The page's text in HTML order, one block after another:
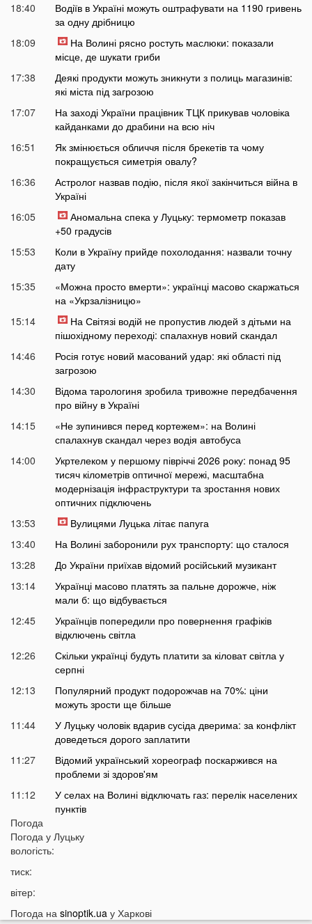
18:40
Водіїв в Україні можуть оштрафувати на 1190 гривень
за одну дрібницю
18:09
На Волині рясно ростуть маслюки: показали
місце, де шукати гриби
17:38
Деякі продукти можуть зникнути з полиць магазинів:
які міста під загрозою
17:07
На заході України працівник ТЦК прикував чоловіка
кайданками до драбини на всю ніч
16:51
Як змінюється обличчя після брекетів та чому
покращується симетрія овалу?
16:36
Астролог назвав подію, після якої закінчиться війна в
Україні
16:05
Аномальна спека у Луцьку: термометр показав
+50 градусів
15:53
Коли в Україну прийде похолодання: назвали точну
дату
15:35
«Можна просто вмерти»: українці масово скаржаться
на «Укрзалізницю»
15:14
На Світязі водій не пропустив людей з дітьми на
пішохідному переході: спалахнув новий скандал
14:46
Росія готує новий масований удар: які області під
загрозою
14:30
Відома тарологиня зробила тривожне передбачення
про війну в Україні
14:15
«Не зупинився перед кортежем»: на Волині
спалахнув скандал через водія автобуса
14:00
Укртелеком у першому півріччі 2026 року: понад 95
тисяч кілометрів оптичної мережі, масштабна
модернізація інфраструктури та зростання нових
оптичних підключень
13:53
Вулицями Луцька літає папуга
13:40
На Волині заборонили рух транспорту: що сталося
13:28
До України приїхав відомий російський музикант
13:14
Українці масово платять за пальне дорожче, ніж
мали б: що відбувається
12:45
Українців попередили про повернення графіків
відключень світла
12:26
Скільки українці будуть платити за кіловат світла у
серпні
12:13
Популярний продукт подорожчав на 70%: ціни
можуть зрости ще більше
11:44
У Луцьку чоловік вдарив сусіда дверима: за конфлікт
доведеться дорого заплатити
11:27
Відомий український хореограф поскаржився на
проблеми зі здоров'ям
11:12
У селах на Волині відключать газ: перелік населених
пунктів
10:56
10:43
10:11
На Волині два дні вируватиме аномалія
Погода
Погода у Луцьку
вологість:
тиск:
вітер:
Погода на sinoptik.ua у Харкові